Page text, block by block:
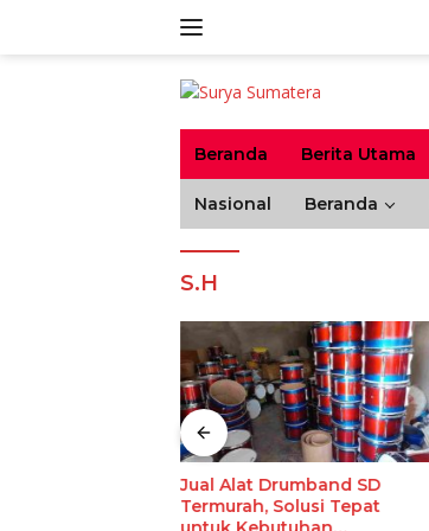
Beranda Berita Utama
Nasional Beranda
S.H
Jual Alat Drumband SD
Termurah, Solusi Tepat